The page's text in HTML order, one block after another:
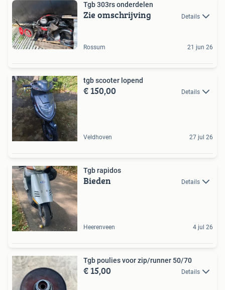
Tgb 303rs onderdelen
Zie omschrijving Details
Rossum 21 jun 26
tgb scooter lopend
€ 150,00 Details
Veldhoven 27 jul 26
Tgb rapidos
Bieden Details
Heerenveen 4 jul 26
Tgb poulies voor zip/runner 50/70
€ 15,00 Details